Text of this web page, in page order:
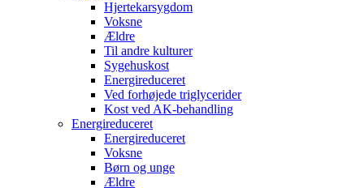
Hjertekarsygdom
Voksne
Ældre
Til andre kulturer
Sygehuskost
Energireduceret
Ved forhøjede triglycerider
Kost ved AK-behandling
Energireduceret
Energireduceret
Voksne
Børn og unge
Ældre